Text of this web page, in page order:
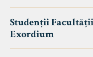
Studenții
Exordium